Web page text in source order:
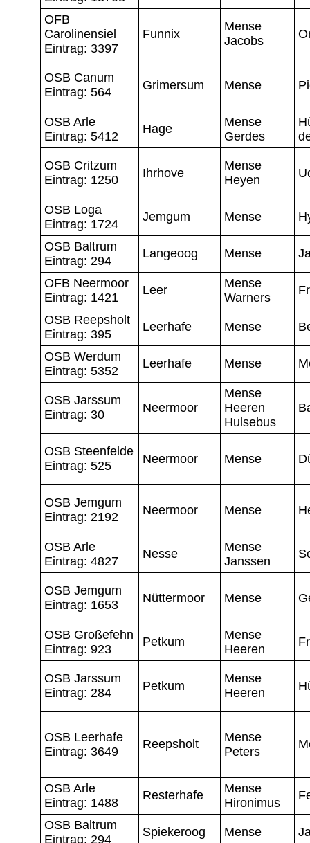
OFB
Carolinensiel
Eintrag: 3397
Funnix
Mense
Jacobs
OSB Canum
Eintrag: 564
Grimersum Mense
OSB Arle
Eintrag: 5412
Hage
Mense
Gerdes
OSB Critzum
Eintrag: 1250
Ihrhove
Mense
Heyen
OSB Loga
Eintrag: 1724
Jemgum Mense
OSB Baltrum
Eintrag: 294
Langeoog Mense
OFB Neermoor
Eintrag: 1421
Leer
Mense
Warners
OSB Reepsholt
Eintrag: 395
Leerhafe Mense
OSB Werdum
Eintrag: 5352
Leerhafe Mense
OSB Jarssum
Eintrag: 30
Neermoor
Mense
Heeren
Hulsebus
OSB Steenfelde
Eintrag: 525
Neermoor Mense
OSB Jemgum
Eintrag: 2192
Neermoor Mense
OSB Arle
Eintrag: 4827
Nesse
Mense
Janssen
OSB Jemgum
Eintrag: 1653
Nüttermoor Mense
OSB Großefehn
Eintrag: 923
Petkum
Mense
Heeren
OSB Jarssum
Eintrag: 284
Petkum
Mense
Heeren
OSB Leerhafe
Eintrag: 3649
Reepsholt
Mense
Peters
OSB Arle
Eintrag: 1488
Resterhafe
Mense
Hironimus
OSB Baltrum
Eintrag: 294
Spiekeroog Mense